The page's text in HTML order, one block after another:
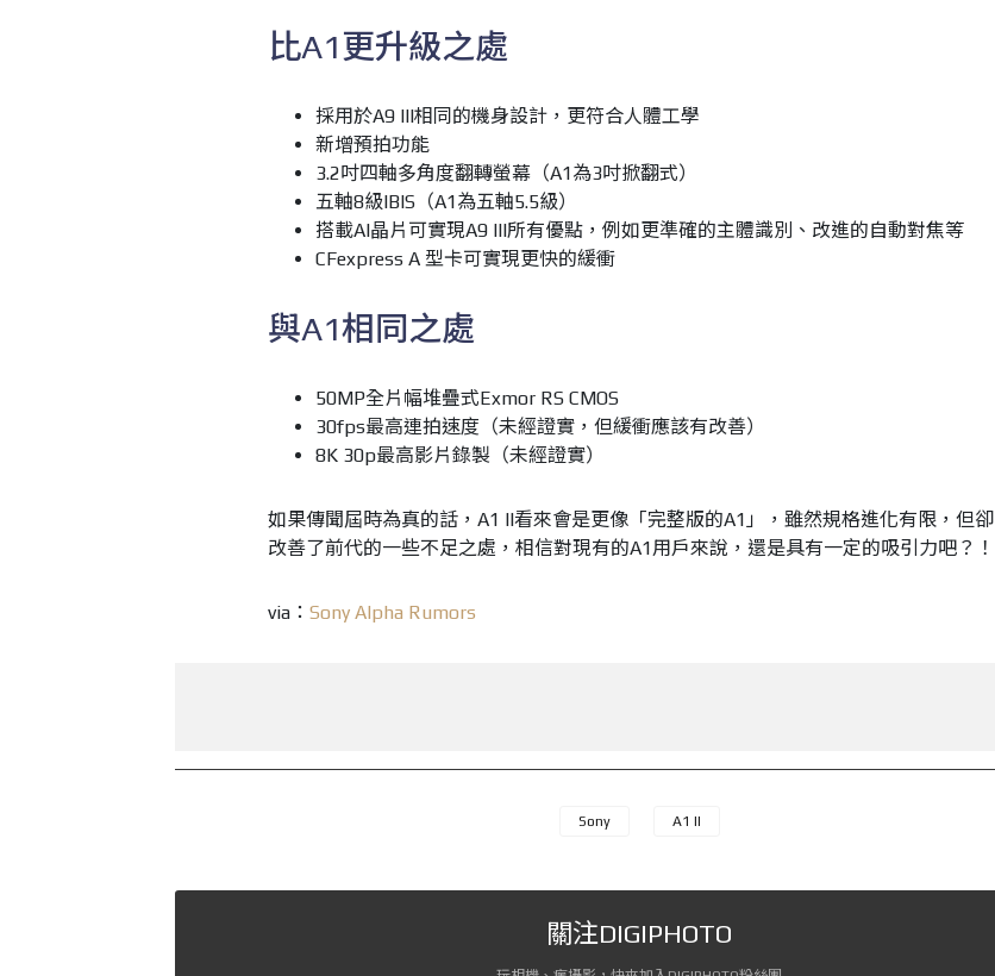
比A1更升級之處
採用於A9 III相同的機身設計，更符合人體工學
新增預拍功能
3.2吋四軸多角度翻轉螢幕（A1為3吋掀翻式）
五軸8級IBIS（A1為五軸5.5級）
搭載AI晶片可實現A9 III所有優點，例如更準確的主體識別、改進的自動對焦等
CFexpress A 型卡可實現更快的緩衝
與A1相同之處
50MP全片幅堆疊式Exmor RS CMOS
30fps最高連拍速度（未經證實，但緩衝應該有改善）
8K 30p最高影片錄製（未經證實）
如果傳聞屆時為真的話，A1 II看來會是更像「完整版的A1」，雖然規格進化有限，但卻
改善了前代的一些不足之處，相信對現有的A1用戶來說，還是具有一定的吸引力吧？！
via： Sony Alpha Rumors
Sony A1 II
關注DIGIPHOTO